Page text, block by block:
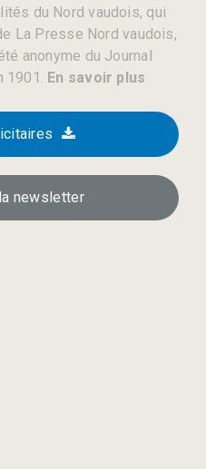
du Nord vaudois, qui
La Presse Nord vaudois,
anonyme du Journal
1901. En savoir plus
newsletter